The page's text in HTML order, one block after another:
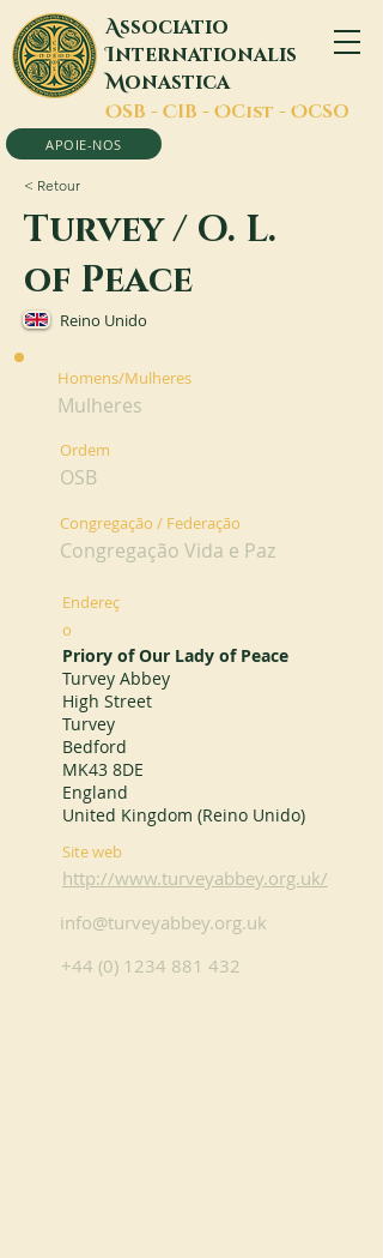
Associatio
Internationalis
Monastica
OSB - CIB - OCist - OCSO
APOIE-NOS
< Retour
Turvey / O. L.
of Peace
Reino Unido
Homens/Mulheres
Mulheres
Ordem
OSB
Congregação / Federação
Congregação Vida e Paz
Endereç
o
Priory of Our Lady of Peace
Turvey Abbey
High Street
Turvey
Bedford
MK43 8DE
England
United Kingdom (Reino Unido)
Site web
http://www.turveyabbey.org.uk/
info@turveyabbey.org.uk
+44 (0) 1234 881 432